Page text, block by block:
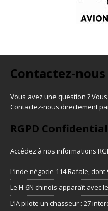
Contactez-nous
Vous avez une question ?
Contactez-nous directement
RGPD
Accédez à nos informations
L’Inde négocie 114 Rafale,
Le H-6N chinois apparaît avec
L’IA pilote un chasseur : 27